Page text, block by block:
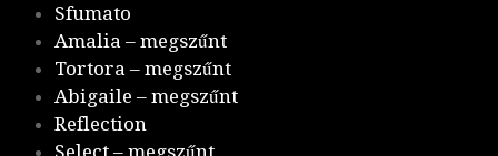
Sfumato
Amalia – megszűnt
Tortora – megszűnt
Abigaile – megszűnt
Reflection
Select – megszűnt